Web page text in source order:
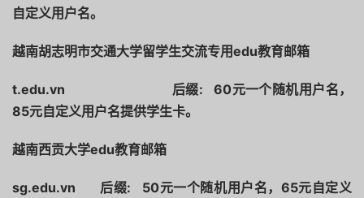
自定义用户名。
越南胡志明市交通大学留学生交流专用edu教育邮箱
t.edu.vn
后缀: 60元一个随机用户名，
85元自定义用户名提供学生卡。
越南西贡大学edu教育邮箱
sg.edu.vn
后缀: 50元一个随机用户名，65元自定义